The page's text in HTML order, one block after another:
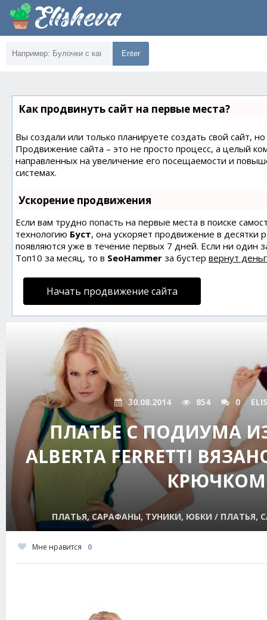
Enter
Как продвинуть сайт на первые места?
Вы создали или только планируете создать свой сайт,
Продвижение сайта – это не просто процесс, а целый
направленных на увеличение его посещаемости и
системах.
Ускорение продвижения
Если вам трудно попасть на первые места в поиске
технологию Буст, она ускоряет продвижение в десятки
появляются уже в течение первых 7 дней. Если ни один
Топ10 за месяц, то в SeoHammer за бустер вернут
Начать продвижение сайта
30.08.2014 854 0
ПЛАТЬЕ С ПОДИУМА
ALBERTA FERRETTI
КРЮЧКОМ
ПЛАТЬЯ, САРАФАНЫ, ТУНИКИ, ЮБКИ / ПЛАТЬЯ,
Мне нравится 0